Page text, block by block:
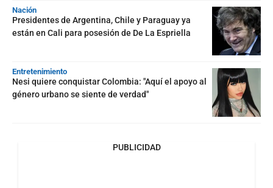
Nación
Presidentes de Argentina, Chile y Paraguay ya
están en Cali para posesión de De La Espriella
Entretenimiento
Nesi quiere conquistar Colombia: "Aquí el apoyo al
género urbano se siente de verdad"
PUBLICIDAD